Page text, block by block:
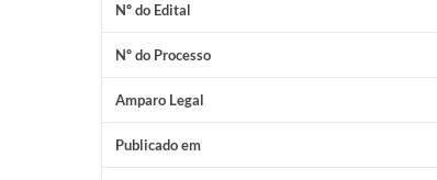
Nº do Edital
Nº do Processo
Amparo Legal
Publicado em